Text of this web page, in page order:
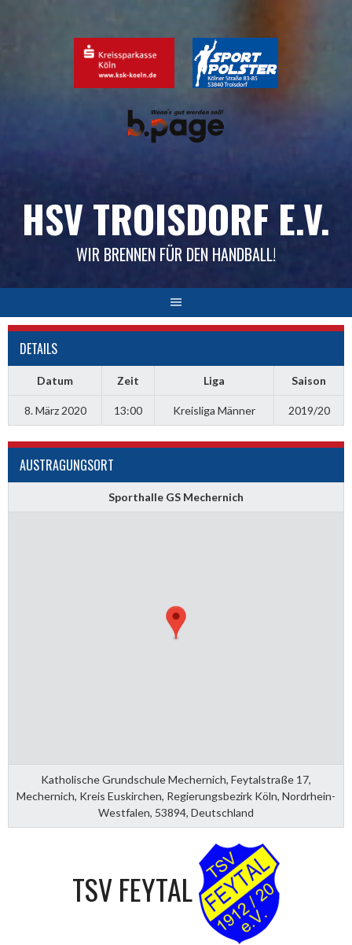
HSV TROISDORF E.V.
WIR BRENNEN FÜR DEN HANDBALL!
DETAILS
Datum Zeit Liga Saison
8. März 2020 13:00 Kreisliga Männer 2019/20
AUSTRAGUNGSORT
Sporthalle GS Mechernich
Katholische Grundschule Mechernich, Feytalstraße 17,
Mechernich, Kreis Euskirchen, Regierungsbezirk Köln, Nordrhein-
Westfalen, 53894, Deutschland
TSV FEYTAL